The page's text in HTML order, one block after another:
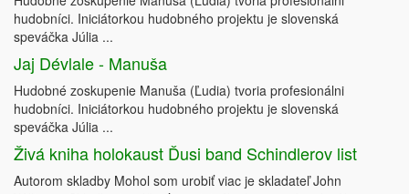
hudobníci. Iniciátorkou hudobného projektu je slovenská
speváčka Júlia ...
Jaj Dévlale - Manuša
Hudobné zoskupenie Manuša (Ľudia) tvoria profesionálni
hudobníci. Iniciátorkou hudobného projektu je slovenská
speváčka Júlia ...
Živá kniha holokaust Ďusi band Schindlerov list
Autorom skladby Mohol som urobiť viac je skladateľ John